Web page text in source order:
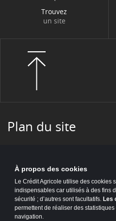
Trouvez
un site
Plan du site
À propos des cookies
Le Crédit Agricole utilise des cookies
indispensables car utilisés à des fins
sécurité ; d’autres sont facultatifs. Les
permettent de réaliser des statistiques
navigation.